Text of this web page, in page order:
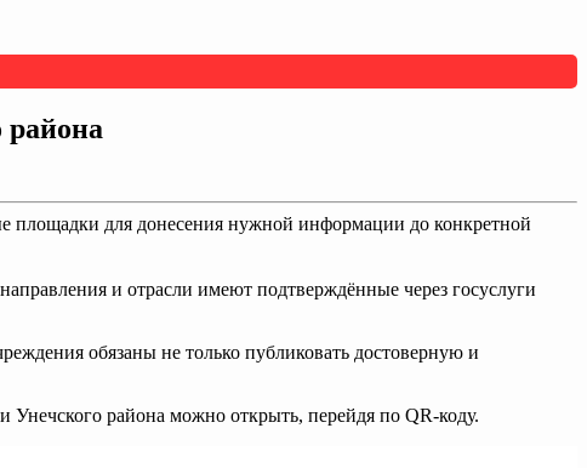
района
площадки для донесения нужной информации до конкретной
и отрасли имеют подтверждённые через госуслуги
обязаны не только публиковать достоверную и
Унечского района можно открыть, перейдя по QR-коду.